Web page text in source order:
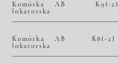
Komórka
lokatorska
AB K9(-2)
Komórka
lokatorska
AB K8(-2)